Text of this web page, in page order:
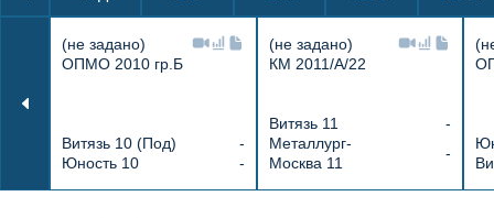
(не задано)
ОПМО 2010 гр.Б
Витязь 10 (Под)
-
Юность 10
-
(не задано)
КМ 2011/А/22
Витязь 11
-
Металлург-
Москва 11
-